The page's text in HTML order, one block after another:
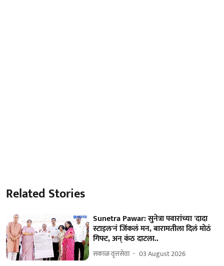
Related Stories
Sunetra Pawar: सुनेत्रा पवारांच्या 'दादा
स्टाइल'नं जिंकलं मन, बारामतीला दिलं मोठं
गिफ्ट, अन् कंठ दाटला..
सकाळ वृत्तसेवा 03 August 2026